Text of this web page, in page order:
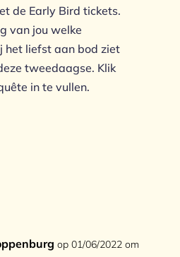
de Early Bird tickets.
van jou welke
het liefst aan bod ziet
tweedaagse. Klik
in te vullen.
op 01/06/2022 om